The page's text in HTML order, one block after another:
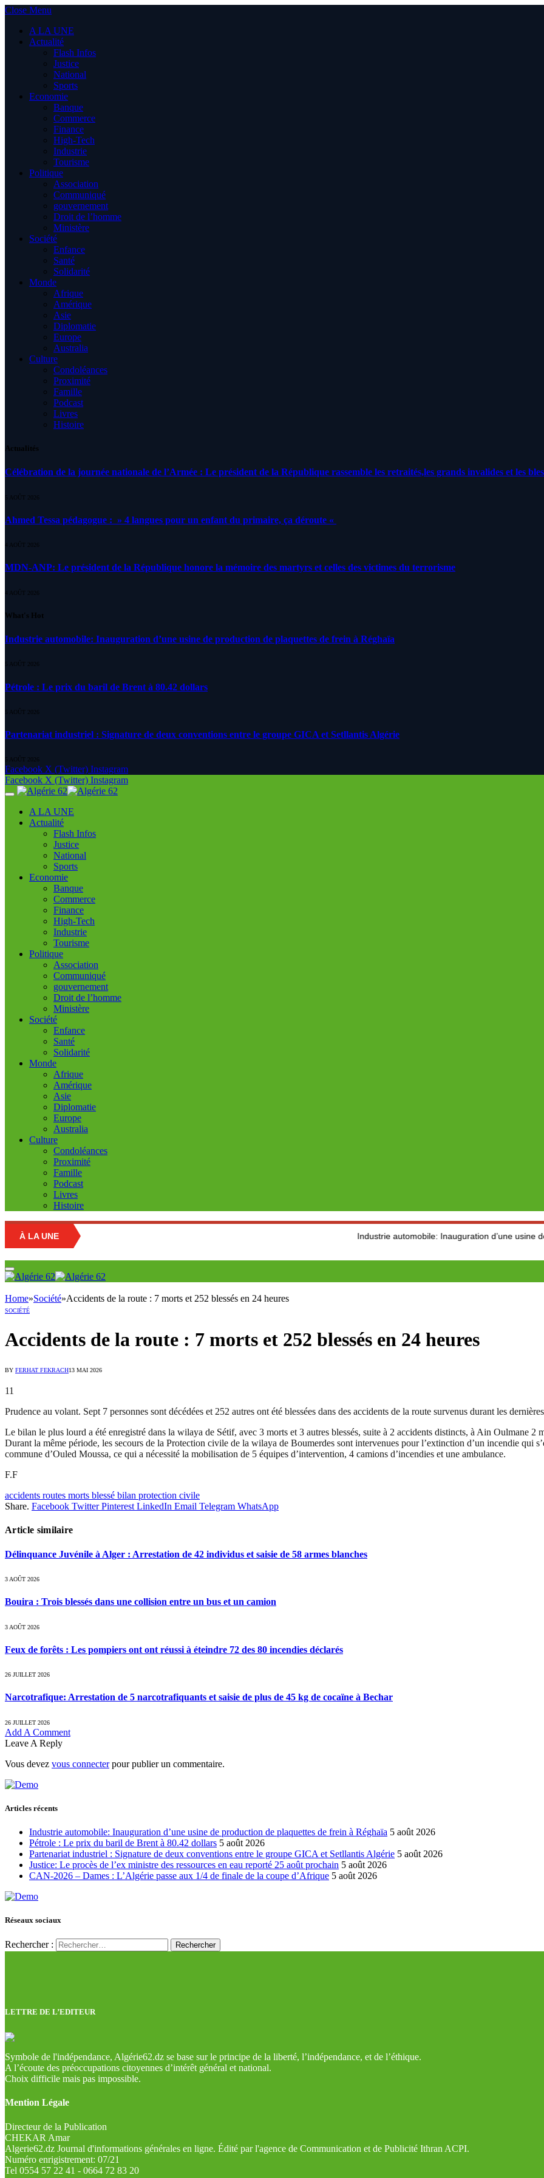
Close Menu
A LA UNE
Actualité
Flash Infos
Justice
National
Sports
Economie
Banque
Commerce
Finance
High-Tech
Industrie
Tourisme
Politique
Association
Communiqué
gouvernement
Droit de l’homme
Ministère
Société
Enfance
Santé
Solidarité
Monde
Afrique
Amérique
Asie
Diplomatie
Europe
Australia
Culture
Condoléances
Proximité
Famille
Podcast
Livres
Histoire
Actualités
Célébration de la journée nationale de l’Armée : Le président de la République rassemble les retraités,les grands invalides et les
5 AOÛT 2026
Ahmed Tessa pédagogue : » 4 langues pour un enfant du primaire, ça déroute «
4 AOÛT 2026
MDN-ANP: Le président de la République honore la mémoire des martyrs et celles des victimes du terrorisme
4 AOÛT 2026
What's Hot
Industrie automobile: Inauguration d’une usine de production de plaquettes de frein à Réghaïa
5 AOÛT 2026
Pétrole : Le prix du baril de Brent à 80.42 dollars
5 AOÛT 2026
Partenariat industriel : Signature de deux conventions entre le groupe GICA et Setllantis Algérie
5 AOÛT 2026
Facebook X (Twitter) Instagram
Facebook X (Twitter) Instagram
A LA UNE
Actualité
Flash Infos
Justice
National
Sports
Economie
Banque
Commerce
Finance
High-Tech
Industrie
Tourisme
Politique
Association
Communiqué
gouvernement
Droit de l’homme
Ministère
Société
Enfance
Santé
Solidarité
Monde
Afrique
Amérique
Asie
Diplomatie
Europe
Australia
Culture
Condoléances
Proximité
Famille
Podcast
Livres
Histoire
À LA UNE Industrie automobile: Inauguration d’une usine de
Home»Société»Accidents de la route : 7 morts et 252 blessés en 24 heures
SOCIÉTÉ
Accidents de la route : 7 morts et 252 blessés en 24 heures
BY FERHAT FEKRACH13 MAI 2026
11
Prudence au volant. Sept 7 personnes sont décédées et 252 autres ont été blessées dans des accidents de la route survenus durant les
Le bilan le plus lourd a été enregistré dans la wilaya de Sétif, avec 3 morts et 3 autres blessés, suite à 2 accidents distincts, à Ain Oulmane 2
Durant la même période, les secours de la Protection civile de la wilaya de Boumerdes sont intervenues pour l’extinction d’un incendie qui
commune d’Ouled Moussa, ce qui a nécessité la mobilisation de 5 équipes d’intervention, 4 camions d’incendies et une ambulance.
F.F
accidents routes morts blessé bilan protection civile
Share. Facebook Twitter Pinterest LinkedIn Email Telegram WhatsApp
Article similaire
Délinquance Juvénile à Alger : Arrestation de 42 individus et saisie de 58 armes blanches
3 AOÛT 2026
Bouira : Trois blessés dans une collision entre un bus et un camion
3 AOÛT 2026
Feux de forêts : Les pompiers ont ont réussi à éteindre 72 des 80 incendies déclarés
26 JUILLET 2026
Narcotrafique: Arrestation de 5 narcotrafiquants et saisie de plus de 45 kg de cocaïne à Bechar
26 JUILLET 2026
Add A Comment
Leave A Reply
Vous devez vous connecterpour publier un commentaire.
Articles récents
Industrie automobile: Inauguration d’une usine de production de plaquettes de frein à Réghaïa 5 août 2026
Pétrole : Le prix du baril de Brent à 80.42 dollars 5 août 2026
Partenariat industriel : Signature de deux conventions entre le groupe GICA et Setllantis Algérie 5 août 2026
Justice: Le procès de l’ex ministre des ressources en eau reporté 25 août prochain 5 août 2026
CAN-2026 – Dames : L’Algérie passe aux 1/4 de finale de la coupe d’Afrique 5 août 2026
Réseaux sociaux
Rechercher :
LETTRE DE L’EDITEUR
Symbole de l'indépendance, Algérie62.dz se base sur le principe de la liberté, l’indépendance, et de l’éthique.
A l’écoute des préoccupations citoyennes d’intérêt général et national.
Choix difficile mais pas impossible.
Mention Légale
Directeur de la Publication
CHEKAR Amar
Algerie62.dz Journal d'informations générales en ligne. Édité par l'agence de Communication et de Publicité Ithran ACPI.
Numéro enrigistrement: 07/21
Tel 0554 57 22 41 - 0664 72 83 20